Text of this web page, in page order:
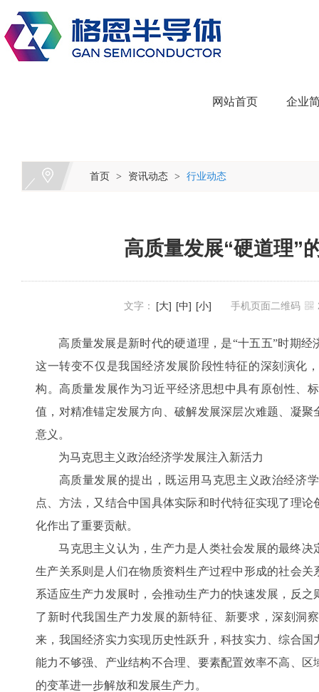
网站首页 企业
首页 > 资讯动态 > 行业动态
高质量发展“硬道理”
文字： [大] [中] [小] 手机页面二维码
高质量发展是新时代的硬道理，是“十五五”时期经
这一转变不仅是我国经济发展阶段性特征的深刻演化
构。高质量发展作为习近平经济思想中具有原创性、
值，对精准锚定发展方向、破解发展深层次难题、凝
意义。
为马克思主义政治经济学发展注入新活力
高质量发展的提出，既运用马克思主义政治经济学
点、方法，又结合中国具体实际和时代特征实现了理
化作出了重要贡献。
马克思主义认为，生产力是人类社会发展的最终决
生产关系则是人们在物质资料生产过程中形成的社会
系适应生产力发展时，会推动生产力的快速发展，反
了新时代我国生产力发展的新特征、新要求，深刻洞
来，我国经济实力实现历史性跃升，科技实力、综合
能力不够强、产业结构不合理、要素配置效率不高、
的变革进一步解放和发展生产力。